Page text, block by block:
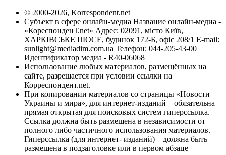
© 2000-2026, Korrespondent.net
Субъект в сфере онлайн-медиа Название онлайн-медиа -
«КореспонденТ.net» Адрес: 02091, місто Київ,
ХАРКІВСЬКЕ ШОСЕ, будинок 172-Б, офіс 208/1 E-mail:
sunlight@mediadim.com.ua Телефон: 044-205-43-00
Идентификатор медиа - R40-06068
Использование любых материалов, размещённых на
сайте, разрешается при условии ссылки на
Корреспондент.net.
При копировании материалов со страницы «Новости
Украины и мира», для интернет-изданий – обязательна
прямая открытая для поисковых систем гиперссылка.
Ссылка должна быть размещена в независимости от
полного либо частичного использования материалов.
Гиперссылка (для интернет- изданий) – должна быть
размещена в подзаголовке или в первом абзаце